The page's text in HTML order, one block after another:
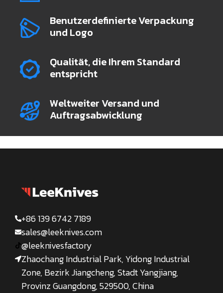
Benutzerdefinierte Verpackung
und Logo
Qualität, die Ihrem Standard
entspricht
Weltweiter Versand und
Auftragsabwicklung
+86 139 6742 7189
sales@leeknives.com
@leeknivesfactory
Zhaochang Industrial Park, Yidong Industrial
Zone, Bezirk Jiangcheng, Stadt Yangjiang,
Provinz Guangdong, 529500, China